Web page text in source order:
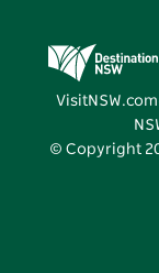
뉴사우스웨
어 센터
비비드 시드
© Copyright